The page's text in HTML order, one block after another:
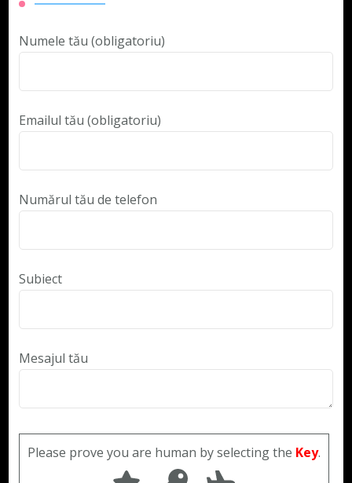
Numele tău (obligatoriu)
Emailul tău (obligatoriu)
Numărul tău de telefon
Subiect
Mesajul tău
Please prove you are human by selecting the Key.